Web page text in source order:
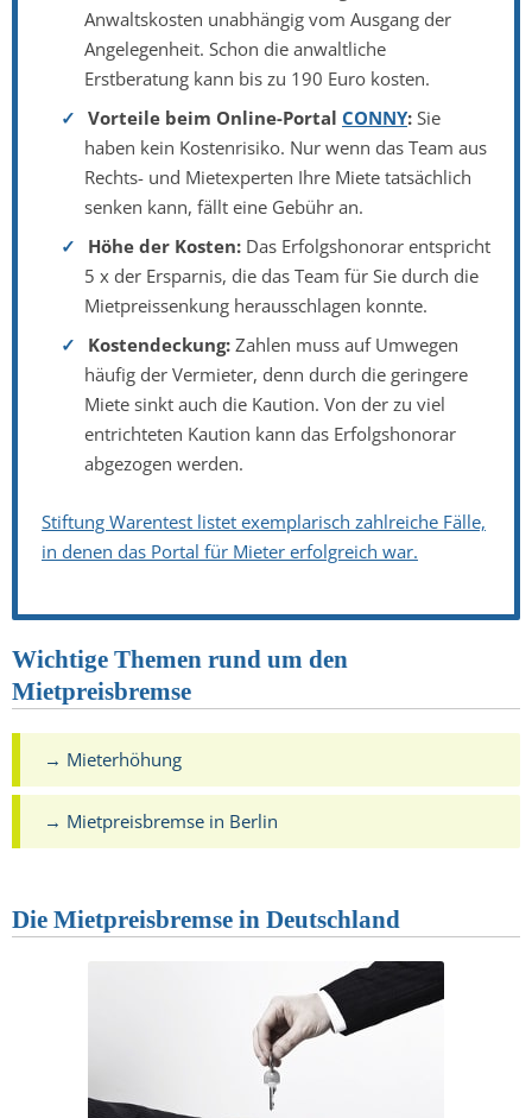
Anwaltskosten unabhängig vom Ausgang der
Angelegenheit. Schon die anwaltliche
Erstberatung kann bis zu 190 Euro kosten.
Vorteile beim Online-Portal CONNY: Sie
haben kein Kostenrisiko. Nur wenn das Team aus
Rechts- und Mietexperten Ihre Miete tatsächlich
senken kann, fällt eine Gebühr an.
Höhe der Kosten: Das Erfolgshonorar entspricht
5 x der Ersparnis, die das Team für Sie durch die
Mietpreissenkung herausschlagen konnte.
Kostendeckung: Zahlen muss auf Umwegen
häufig der Vermieter, denn durch die geringere
Miete sinkt auch die Kaution. Von der zu viel
entrichteten Kaution kann das Erfolgshonorar
abgezogen werden.
Stiftung Warentest listet exemplarisch zahlreiche Fälle,
in denen das Portal für Mieter erfolgreich war.
Wichtige Themen rund um den
Mietpreisbremse
→ Mieterhöhung
→ Mietpreisbremse in Berlin
Die Mietpreisbremse in Deutschland